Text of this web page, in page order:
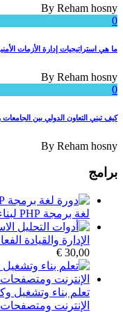
By Reham hosny
0
ما هي استراتيجيات إدارة الأزمات
By Reham hosny
0
كيف تبني التعاون الدولي بين الجامعات
By Reham hosny
برامج
لغة برمجة PHP لبناء صفحات ويب ديناميكية
الإدارة والقيادة
€ 30,00
تعلم بناء وتشغيل
الإنترنت